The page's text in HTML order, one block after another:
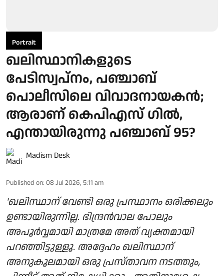
Portrait
ഖലിസ്ഥാനികളുടെ
പേടിസ്വപ്നം, പഞ്ചാബ്
പൊലീസിലെ വിവാദനായകൻ;
ആരാണ് കെപിഎസ് ഗിൽ,
എന്തായിരുന്നു പഞ്ചാബ് 95?
Madism Desk
Published on: 08 Jul 2026, 5:11 am
'ഖലിസ്ഥാന് വേണ്ടി ഒരു പ്രസ്ഥാനം ഒരിക്കലും
ഉണ്ടായിരുന്നില്ല. ഭിന്ദ്രൻവാല പോലും
അപൂർവ്വമായി മാത്രമേ അത് വ്യക്തമായി
പറഞ്ഞിട്ടുള്ളൂ. അദ്ദേഹം ഖലിസ്ഥാന്
അനുകൂലമായി ഒരു പ്രസ്താവന നടത്തും,